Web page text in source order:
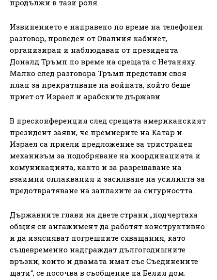
продължи в тази роля.
Извинението е направено по време на телефонен
разговор, проведен от Овалния кабинет,
организиран и наблюдаван от президента
Доналд Тръмп по време на срещата с Нетаняху.
Малко след разговора Тръмп представи своя
план за прекратяване на войната, който беше
приет от Израел и арабските държави.
В пресконференция след срещата американският
президент заяви, че премиерите на Катар и
Израел са приели предложение за тристранен
механизъм за подобряване на координацията и
комуникацията, както и за разрешаване на
взаимни оплаквания и засилване на усилията за
предотвратяване на заплахите за сигурността.
Държавните глави на двете страни „подчертаха
общия си ангажимент да работят конструктивно
и да изясняват погрешните схващания, като
същевременно надграждат дългогодишните
връзки, които и двамата имат със Съединените
щати“, се посочва в съобщение на Белия дом.